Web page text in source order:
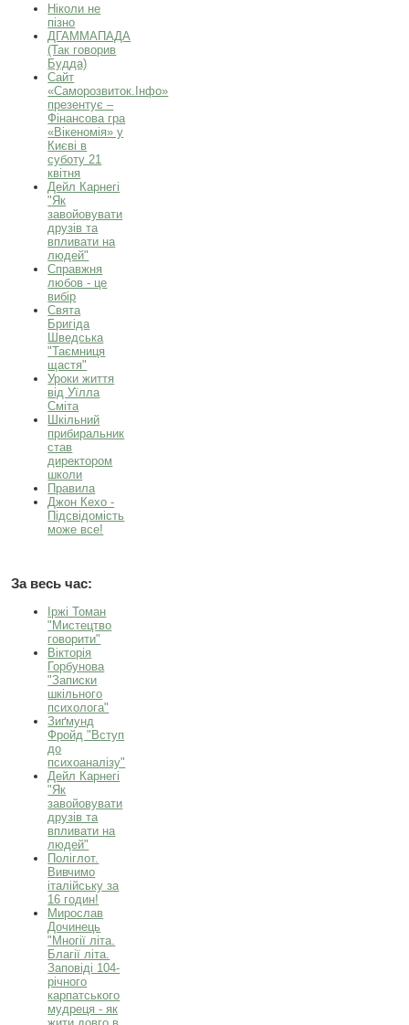
Ніколи не
пізно
ДГАММАПАДА
(Так говорив
Будда)
Сайт
«Саморозвиток.Інфо»
презентує –
Фінансова гра
«Вікеномія» у
Києві в
суботу 21
квітня
Дейл Карнегі
"Як
завойовувати
друзів та
впливати на
людей"
Справжня
любов - це
вибір
Свята
Бригіда
Шведська
"Таємниця
щастя"
Уроки життя
від Уїлла
Сміта
Шкільний
прибиральник
став
директором
школи
Правила
Джон Кехо -
Підсвідомість
може все!
За весь час:
Іржі Томан
"Мистецтво
говорити"
Вікторія
Горбунова
"Записки
шкільного
психолога"
Зиґмунд
Фройд "Вступ
до
психоаналізу"
Дейл Карнегі
"Як
завойовувати
друзів та
впливати на
людей"
Поліглот.
Вивчимо
італійську за
16 годин!
Мирослав
Дочинець
"Многії літа.
Благії літа.
Заповіді 104-
річного
карпатського
мудреця - як